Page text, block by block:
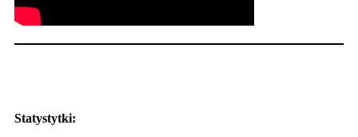
Statystytki: